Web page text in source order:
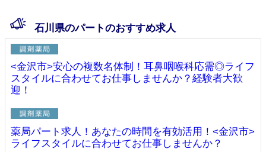
石川県のパートのおすすめ求人
<金沢市>安心の複数名体制！耳鼻咽喉科応需◎ライフ
スタイルに合わせてお仕事しませんか？経験者大歓
迎！
薬局パート求人！あなたの時間を有効活用！<金沢市>
ライフスタイルに合わせてお仕事しませんか？